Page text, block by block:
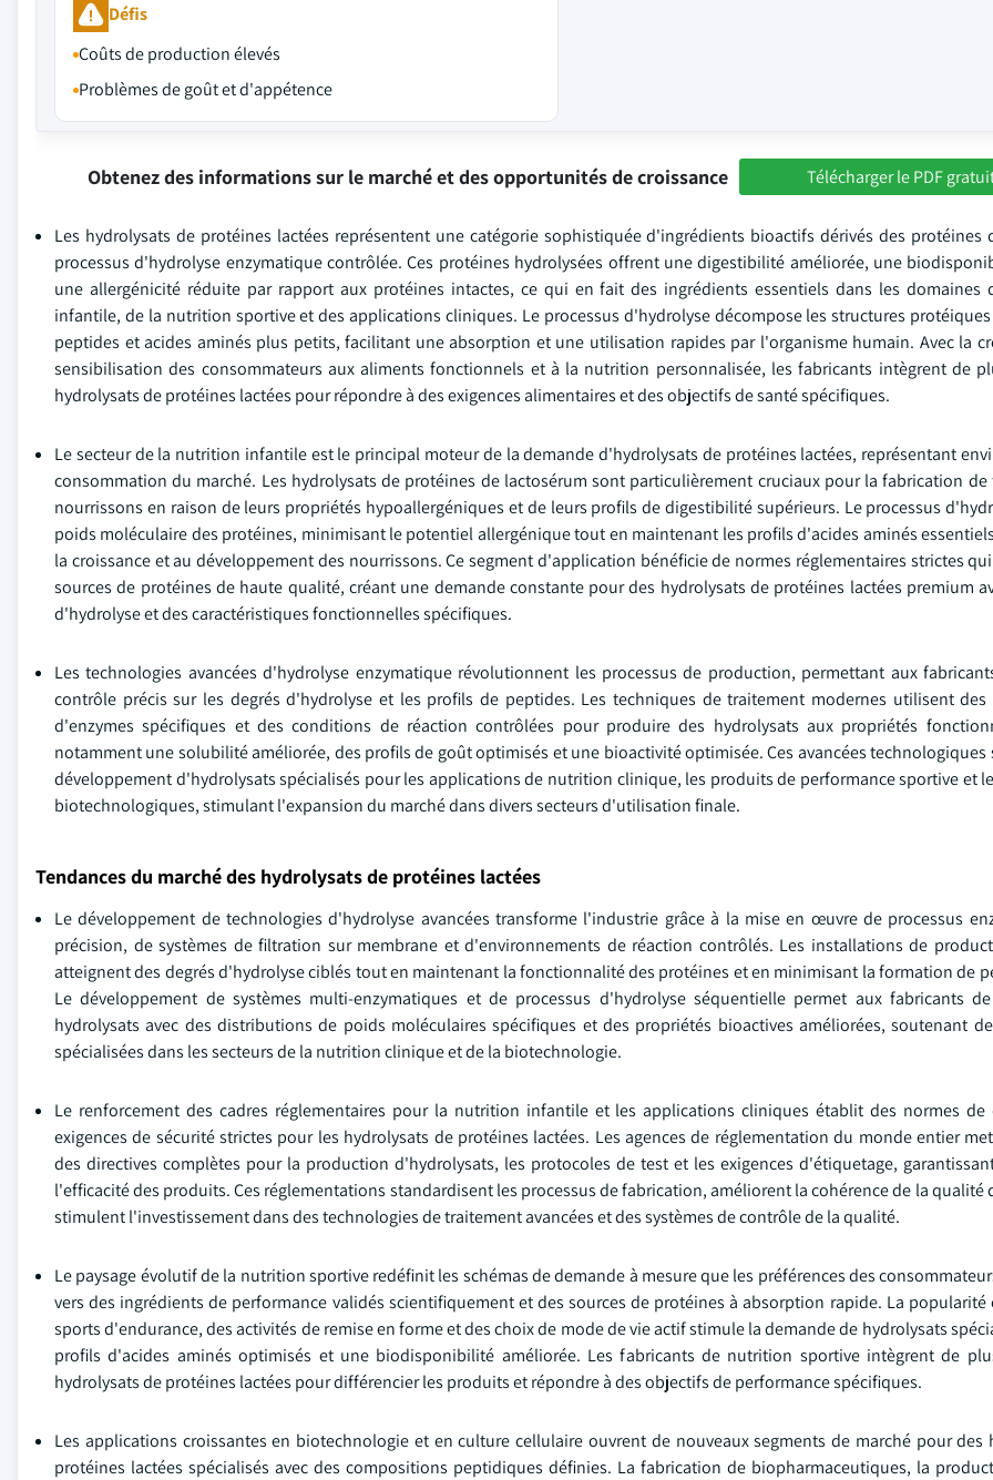
Défis
Coûts de production élevés
Problèmes de goût et d'appétence
Obtenez des informations sur le marché et des opportunités de croissance Télécharger le PDF
Les hydrolysats de protéines lactées représentent une catégorie sophistiquée d'ingrédients bioactifs dérivés des protéines
processus d'hydrolyse enzymatique contrôlée. Ces protéines hydrolysées offrent une digestibilité améliorée, une
une allergénicité réduite par rapport aux protéines intactes, ce qui en fait des ingrédients essentiels dans les domaines
infantile, de la nutrition sportive et des applications cliniques. Le processus d'hydrolyse décompose les structures
peptides et acides aminés plus petits, facilitant une absorption et une utilisation rapides par l'organisme humain. Avec la
sensibilisation des consommateurs aux aliments fonctionnels et à la nutrition personnalisée, les fabricants intègrent de
hydrolysats de protéines lactées pour répondre à des exigences alimentaires et des objectifs de santé spécifiques.
Le secteur de la nutrition infantile est le principal moteur de la demande d'hydrolysats de protéines lactées, représentant
consommation du marché. Les hydrolysats de protéines de lactosérum sont particulièrement cruciaux pour la fabrication
nourrissons en raison de leurs propriétés hypoallergéniques et de leurs profils de digestibilité supérieurs. Le processus
poids moléculaire des protéines, minimisant le potentiel allergénique tout en maintenant les profils d'acides aminés
la croissance et au développement des nourrissons. Ce segment d'application bénéficie de normes réglementaires strictes
sources de protéines de haute qualité, créant une demande constante pour des hydrolysats de protéines lactées premium
d'hydrolyse et des caractéristiques fonctionnelles spécifiques.
Les technologies avancées d'hydrolyse enzymatique révolutionnent les processus de production, permettant aux
contrôle précis sur les degrés d'hydrolyse et les profils de peptides. Les techniques de traitement modernes utilisent des
d'enzymes spécifiques et des conditions de réaction contrôlées pour produire des hydrolysats aux propriétés
notamment une solubilité améliorée, des profils de goût optimisés et une bioactivité optimisée. Ces avancées
développement d'hydrolysats spécialisés pour les applications de nutrition clinique, les produits de performance sportive et
biotechnologiques, stimulant l'expansion du marché dans divers secteurs d'utilisation finale.
Tendances du marché des hydrolysats de protéines lactées
Le développement de technologies d'hydrolyse avancées transforme l'industrie grâce à la mise en œuvre de processus
précision, de systèmes de filtration sur membrane et d'environnements de réaction contrôlés. Les installations de
atteignent des degrés d'hydrolyse ciblés tout en maintenant la fonctionnalité des protéines et en minimisant la formation de
Le développement de systèmes multi-enzymatiques et de processus d'hydrolyse séquentielle permet aux fabricants
hydrolysats avec des distributions de poids moléculaires spécifiques et des propriétés bioactives améliorées, soutenant
spécialisées dans les secteurs de la nutrition clinique et de la biotechnologie.
Le renforcement des cadres réglementaires pour la nutrition infantile et les applications cliniques établit des normes de
exigences de sécurité strictes pour les hydrolysats de protéines lactées. Les agences de réglementation du monde entier
des directives complètes pour la production d'hydrolysats, les protocoles de test et les exigences d'étiquetage,
l'efficacité des produits. Ces réglementations standardisent les processus de fabrication, améliorent la cohérence de la qualité
stimulent l'investissement dans des technologies de traitement avancées et des systèmes de contrôle de la qualité.
Le paysage évolutif de la nutrition sportive redéfinit les schémas de demande à mesure que les préférences des
vers des ingrédients de performance validés scientifiquement et des sources de protéines à absorption rapide. La popularité
sports d'endurance, des activités de remise en forme et des choix de mode de vie actif stimule la demande de hydrolysats
profils d'acides aminés optimisés et une biodisponibilité améliorée. Les fabricants de nutrition sportive intègrent de
hydrolysats de protéines lactées pour différencier les produits et répondre à des objectifs de performance spécifiques.
Les applications croissantes en biotechnologie et en culture cellulaire ouvrent de nouveaux segments de marché pour des
protéines lactées spécialisés avec des compositions peptidiques définies. La fabrication de biopharmaceutiques, la